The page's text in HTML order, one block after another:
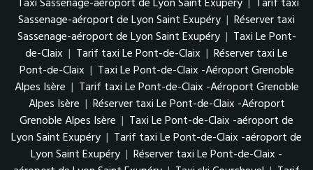
Taxi Sassenage-aéroport de Lyon Saint Exupéry | Tarif taxi
Sassenage-aéroport de Lyon Saint Exupéry | Réserver taxi
Sassenage-aéroport de Lyon Saint Exupéry | Taxi Le Pont-
de-Claix | Tarif taxi Le Pont-de-Claix | Réserver taxi Le
Pont-de-Claix | Taxi Le Pont-de-Claix -Aéroport Grenoble
Alpes Isère | Tarif taxi Le Pont-de-Claix -Aéroport Grenoble
Alpes Isère | Réserver taxi Le Pont-de-Claix -Aéroport
Grenoble Alpes Isère | Taxi Le Pont-de-Claix -aéroport de
Lyon Saint Exupéry | Tarif taxi Le Pont-de-Claix -aéroport de
Lyon Saint Exupéry | Réserver taxi Le Pont-de-Claix -